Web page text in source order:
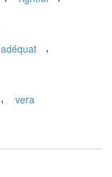
adéquat ,
, vera